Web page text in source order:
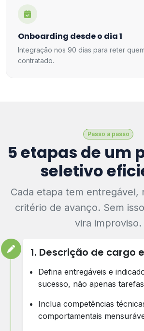
Onboarding desde o dia 1
Integração nos 90 dias para reter
contratado.
Passo a passo
5 etapas de um
seletivo
Cada etapa tem entregável,
critério de avanço. Sem
vira improviso.
1. Descrição de cargo
Defina entregáveis e
sucesso, não apenas tarefas
Inclua competências
comportamentais